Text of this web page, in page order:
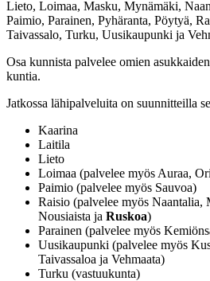
Lieto, Loimaa, Masku, Mynämäki,
Paimio, Parainen, Pyhäranta, Pöytyä,
Taivassalo, Turku, Uusikaupunki ja
Osa kunnista palvelee omien
kuntia.
Jatkossa lähipalveluita on suunnitteilla
Kaarina
Laitila
Lieto
Loimaa (palvelee myös Auraa,
Paimio (palvelee myös Sauvoa)
Raisio (palvelee myös Naantalia,
Nousiaista ja Ruskoa)
Parainen (palvelee myös
Uusikaupunki (palvelee myös
Taivassaloa ja Vehmaata)
Turku (vastuukunta)